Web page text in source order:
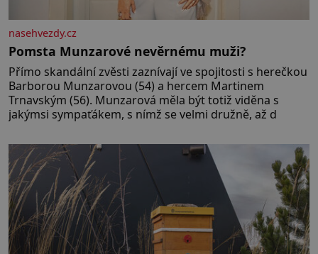
nasehvezdy.cz
Pomsta Munzarové nevěrnému muži?
Přímo skandální zvěsti zaznívají ve spojitosti s herečkou
Barborou Munzarovou (54) a hercem Martinem
Trnavským (56). Munzarová měla být totiž viděna s
jakýmsi sympaťákem, s nímž se velmi družně, až d